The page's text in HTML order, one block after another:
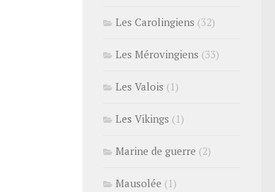
Les Carolingiens (32)
Les Mérovingiens (33)
Les Valois (1)
Les Vikings (1)
Marine de guerre (2)
Mausolée (1)